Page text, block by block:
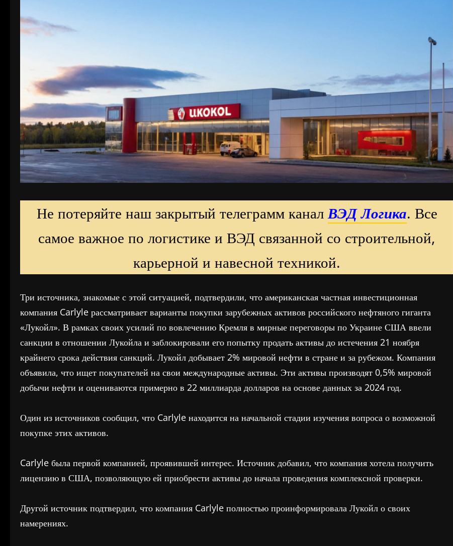
Не потеряйте наш закрытый телеграмм канал ВЭД Логика. Все
самое важное по логистике и ВЭД связанной со строительной,
карьерной и навесной техникой.
Три источника, знакомые с этой ситуацией, подтвердили, что американская частная инвестиционная
компания Carlyle рассматривает варианты покупки зарубежных активов российского нефтяного гиганта
«Лукойл». В рамках своих усилий по вовлечению Кремля в мирные переговоры по Украине США ввели
санкции в отношении Лукойла и заблокировали его попытку продать активы до истечения 21 ноября
крайнего срока действия санкций. Лукойл добывает 2% мировой нефти в стране и за рубежом. Компания
объявила, что ищет покупателей на свои международные активы. Эти активы производят 0,5% мировой
добычи нефти и оцениваются примерно в 22 миллиарда долларов на основе данных за 2024 год.
Один из источников сообщил, что Carlyle находится на начальной стадии изучения вопроса о возможной
покупке этих активов.
Carlyle была первой компанией, проявившей интерес. Источник добавил, что компания хотела получить
лицензию в США, позволяющую ей приобрести активы до начала проведения комплексной проверки.
Другой источник подтвердил, что компания Carlyle полностью проинформировала Лукойл о своих
намерениях.